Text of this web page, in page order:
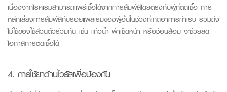
เนื่องจากโรคเริมสามารถแพร่เชื้อได้จากการสัมผัสโดยตรงกับผู้ที่ติดเชื้อ การ
หลีกเลี่ยงการสัมผัสกับรอยแผลเริมของผู้อื่นในช่วงที่เกิดอาการกำเริบ รวมถึง
ไม่ใช้ของใช้ส่วนตัวร่วมกัน เช่น แก้วน้ำ ผ้าเช็ดหน้า หรือช้อนส้อม จะช่วยลด
โอกาสการติดเชื้อได้
4. การใช้ยาต้านไวรัสเพื่อป้องกัน